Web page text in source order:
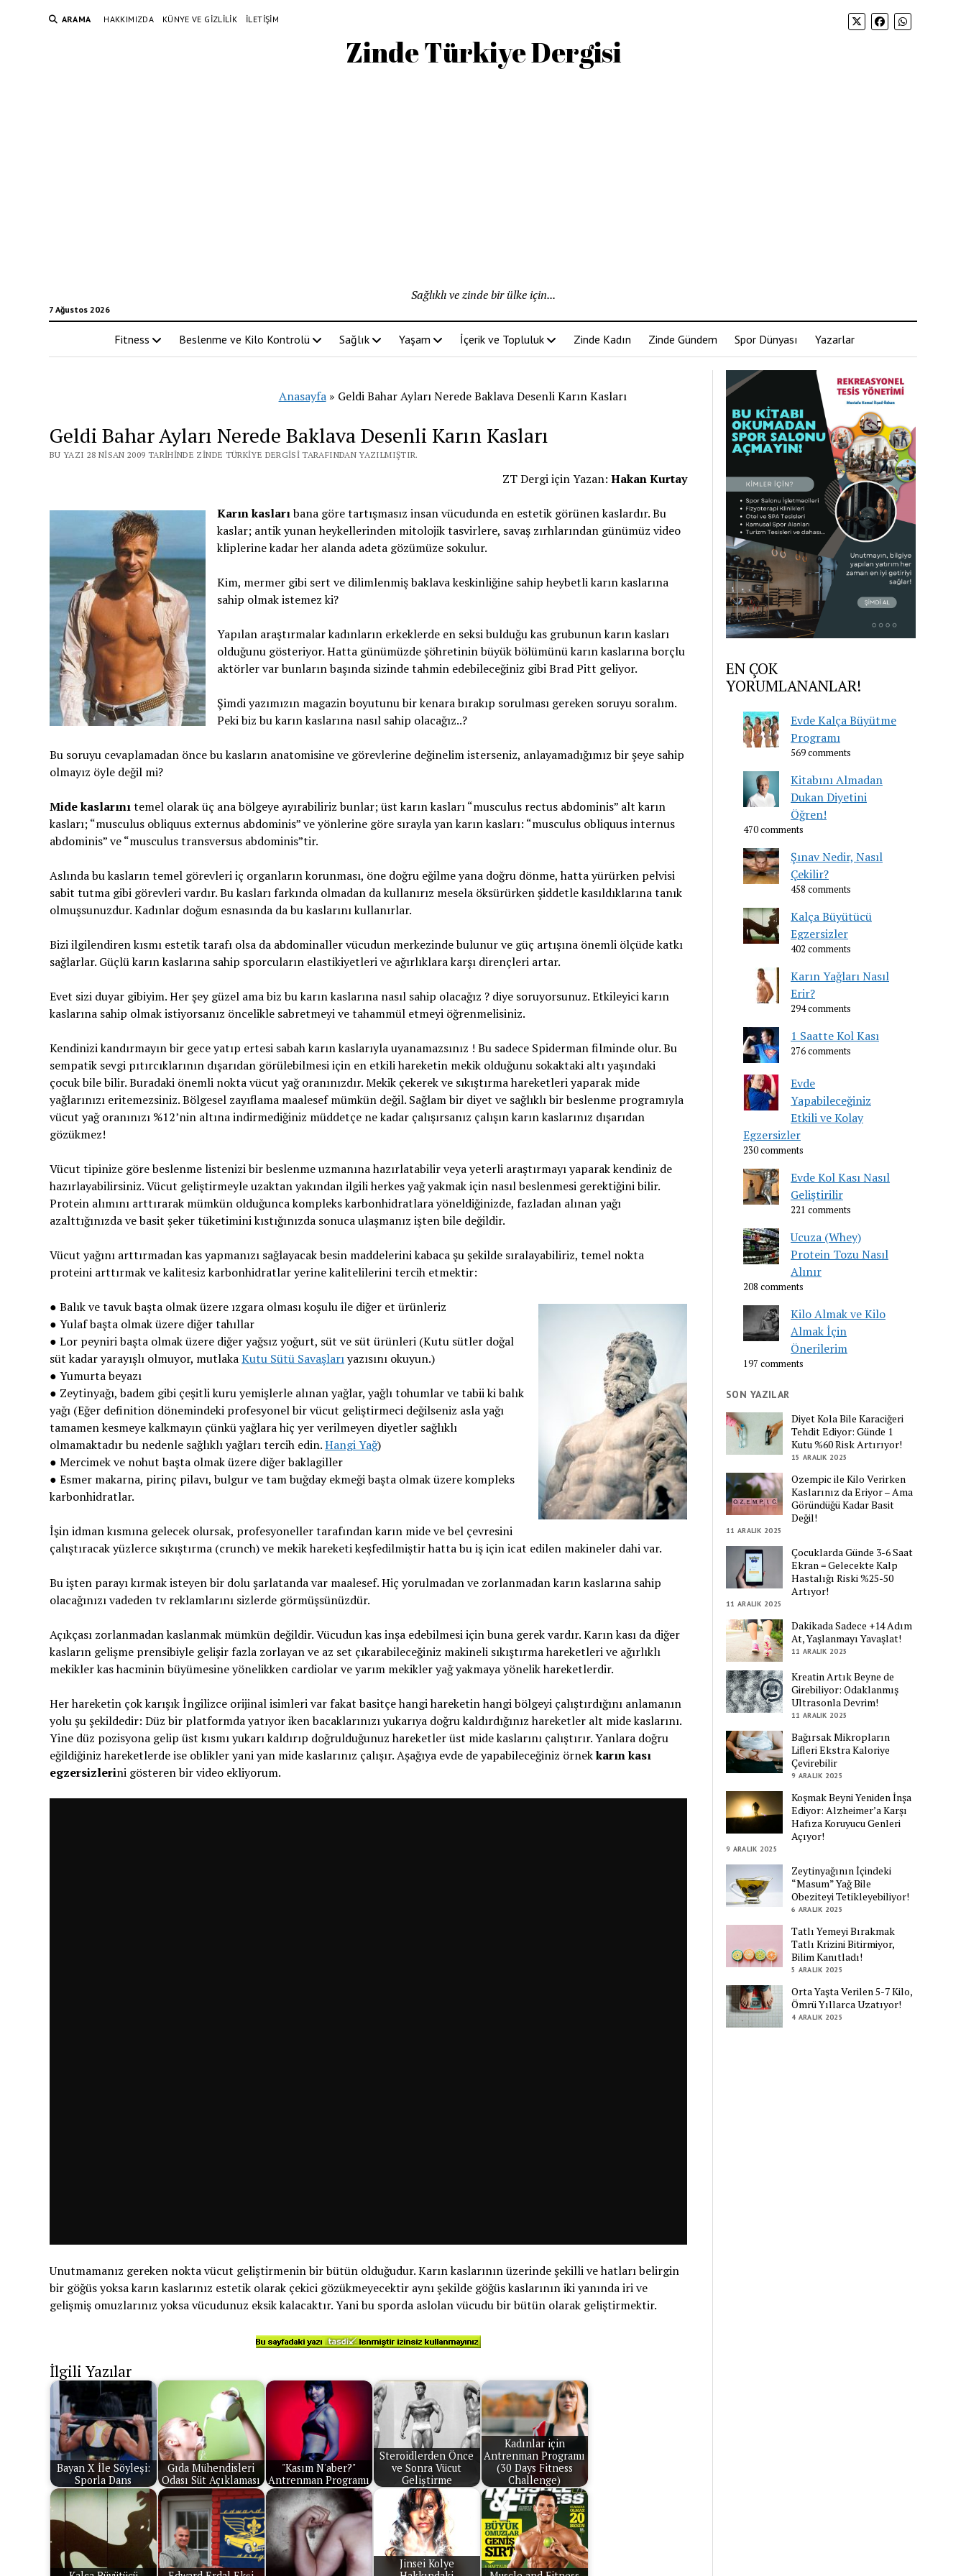
ARAMA HAKKIMIZDA KÜNYE VE GIZLILIK İLETIŞIM
Zinde Türkiye Dergisi
7 Ağustos 2026
Sağlıklı ve zinde bir ülke için...
Fitness Beslenme ve Kilo Kontrolü Sağlık Yaşam İçerik ve Topluluk Zinde Kadın Zinde Gündem Spor Dünyası Yazarlar
Anasayfa» Geldi Bahar Ayları Nerede Baklava Desenli Karın Kasları
Geldi Bahar Ayları Nerede Baklava Desenli Karın Kasları
BU YAZI 28 NISAN 2009 TARIHINDE ZINDE TÜRKIYE DERGISI TARAFINDAN YAZILMIŞTIR.
ZT Dergi için Yazan:Hakan Kurtay
Karın kaslarıbana göre tartışmasız insan vücudunda en estetik görünen kaslardır. Bu
kaslar; antik yunan heykellerinden mitolojik tasvirlere, savaş zırhlarından günümüz video
kliplerine kadar her alanda adeta gözümüze sokulur.
Kim, mermer gibi sert ve dilimlenmiş baklava keskinliğine sahip heybetli karın kaslarına
sahip olmak istemez ki?
Yapılan araştırmalar kadınların erkeklerde en seksi bulduğu kas grubunun karın kasları
olduğunu gösteriyor. Hatta günümüzde şöhretinin büyük bölümünü karın kaslarına borçlu
aktörler var bunların başında sizinde tahmin edebileceğiniz gibi Brad Pitt geliyor.
Şimdi yazımızın magazin boyutunu bir kenara bırakıp sorulması gereken soruyu soralım.
Peki biz bu karın kaslarına nasıl sahip olacağız..?
Bu soruyu cevaplamadan önce bu kasların anatomisine ve görevlerine değinelim isterseniz, anlayamadığımız bir şeye sahip
olmayız öyle değil mi?
Mide kaslarınıtemel olarak üç ana bölgeye ayırabiliriz bunlar; üst karın kasları “musculus rectus abdominis” alt karın
kasları; “musculus obliquus externus abdominis” ve yönlerine göre sırayla yan karın kasları: “musculus obliquus internus
abdominis” ve “musculus transversus abdominis”tir.
Aslında bu kasların temel görevleri iç organların korunması, öne doğru eğilme yana doğru dönme, hatta yürürken pelvisi
sabit tutma gibi görevleri vardır. Bu kasları farkında olmadan da kullanırız mesela öksürürken şiddetle kasıldıklarına tanık
olmuşsunuzdur. Kadınlar doğum esnasında da bu kaslarını kullanırlar.
Bizi ilgilendiren kısmı estetik tarafı olsa da abdominaller vücudun merkezinde bulunur ve güç artışına önemli ölçüde katkı
sağlarlar. Güçlü karın kaslarına sahip sporcuların elastikiyetleri ve ağırlıklara karşı dirençleri artar.
Evet sizi duyar gibiyim. Her şey güzel ama biz bu karın kaslarına nasıl sahip olacağız ? diye soruyorsunuz. Etkileyici karın
kaslarına sahip olmak istiyorsanız öncelikle sabretmeyi ve tahammül etmeyi öğrenmelisiniz.
Kendinizi kandırmayın bir gece yatıp ertesi sabah karın kaslarıyla uyanamazsınız ! Bu sadece Spiderman filminde olur. Bu
sempatik sevgi pıtırcıklarının dışarıdan görülebilmesi için en etkili hareketin mekik olduğunu sokaktaki altı yaşındaki
çocuk bile bilir. Buradaki önemli nokta vücut yağ oranınızdır. Mekik çekerek ve sıkıştırma hareketleri yaparak mide
yağlarınızı eritemezsiniz. Bölgesel zayıflama maalesef mümkün değil. Sağlam bir diyet ve sağlıklı bir beslenme programıyla
vücut yağ oranınızı %12’nin altına indirmediğiniz müddetçe ne kadar çalışırsanız çalışın karın kaslarınız dışarıdan
gözükmez!
Vücut tipinize göre beslenme listenizi bir beslenme uzmanına hazırlatabilir veya yeterli araştırmayı yaparak kendiniz de
hazırlayabilirsiniz. Vücut geliştirmeyle uzaktan yakından ilgili herkes yağ yakmak için nasıl beslenmesi gerektiğini bilir.
Protein alımını arttırarak mümkün olduğunca kompleks karbonhidratlara yöneldiğinizde, fazladan alınan yağı
azalttığınızda ve basit şeker tüketimini kıstığınızda sonuca ulaşmanız işten bile değildir.
Vücut yağını arttırmadan kas yapmanızı sağlayacak besin maddelerini kabaca şu şekilde sıralayabiliriz, temel nokta
proteini arttırmak ve kalitesiz karbonhidratlar yerine kalitelilerini tercih etmektir:
● Balık ve tavuk başta olmak üzere ızgara olması koşulu ile diğer et ürünleriz
● Yulaf başta olmak üzere diğer tahıllar
● Lor peyniri başta olmak üzere diğer yağsız yoğurt, süt ve süt ürünleri (Kutu sütler doğal
süt kadar yarayışlı olmuyor, mutlakaKutu Sütü Savaşlarıyazısını okuyun.)
● Yumurta beyazı
● Zeytinyağı, badem gibi çeşitli kuru yemişlerle alınan yağlar, yağlı tohumlar ve tabii ki balık
yağı (Eğer definition dönemindeki profesyonel bir vücut geliştirmeci değilseniz asla yağı
tamamen kesmeye kalkmayın çünkü yağlara hiç yer verilmeyen diyetler sağlıklı
olmamaktadır bu nedenle sağlıklı yağları tercih edin.Hangi Yağ)
● Mercimek ve nohut başta olmak üzere diğer baklagiller
● Esmer makarna, pirinç pilavı, bulgur ve tam buğday ekmeği başta olmak üzere kompleks
karbonhidratlar.
İşin idman kısmına gelecek olursak, profesyoneller tarafından karın mide ve bel çevresini
çalıştıracak yüzlerce sıkıştırma (crunch) ve mekik hareketi keşfedilmiştir hatta bu iş için icat edilen makineler dahi var.
Bu işten parayı kırmak isteyen bir dolu şarlatanda var maalesef. Hiç yorulmadan ve zorlanmadan karın kaslarına sahip
olacağınızı vadeden tv reklamlarını sizlerde görmüşsünüzdür.
Açıkçası zorlanmadan kaslanmak mümkün değildir. Vücudun kas inşa edebilmesi için buna gerek vardır. Karın kası da diğer
kasların gelişme prensibiyle gelişir fazla zorlayan ve az set çıkarabileceğiniz makineli sıkıştırma hareketleri ve ağırlıklı
mekikler kas hacminin büyümesine yönelikken cardiolar ve yarım mekikler yağ yakmaya yönelik hareketlerdir.
Her hareketin çok karışık İngilizce orijinal isimleri var fakat basitçe hangi hareketin hangi bölgeyi çalıştırdığını anlamanın
yolu şu şekildedir: Düz bir platformda yatıyor iken bacaklarınızı yukarıya doğru kaldırdığınız hareketler alt mide kaslarını.
Yine düz pozisyona gelip üst kısmı yukarı kaldırıp doğrulduğunuz hareketler üst mide kaslarını çalıştırır. Yanlara doğru
eğildiğiniz hareketlerde ise oblikler yani yan mide kaslarınız çalışır. Aşağıya evde de yapabileceğiniz örnekkarın kası
egzersizlerini gösteren bir video ekliyorum.
Unutmamanız gereken nokta vücut geliştirmenin bir bütün olduğudur. Karın kaslarının üzerinde şekilli ve hatları belirgin
bir göğüs yoksa karın kaslarınız estetik olarak çekici gözükmeyecektir aynı şekilde göğüs kaslarının iki yanında iri ve
gelişmiş omuzlarınız yoksa vücudunuz eksik kalacaktır. Yani bu sporda aslolan vücudu bir bütün olarak geliştirmektir.
İlgili Yazılar
Bayan X İle Söyleşi:
Sporla Dans
Gıda Mühendisleri
Odası Süt Açıklaması
"Kasım N'aber?"
Antrenman Programı
Steroidlerden Önce
ve Sonra Vücut
Geliştirme
Kadınlar için
Antrenman Programı
(30 Days Fitness
Challenge)
Jinsei Kolye
EN ÇOK
YORUMLANANLAR!
Evde Kalça Büyütme
Programı
569 comments
Kitabını Almadan
Dukan Diyetini
Öğren!
470 comments
Şınav Nedir, Nasıl
Çekilir?
458 comments
Kalça Büyütücü
Egzersizler
402 comments
Karın Yağları Nasıl
Erir?
294 comments
1 Saatte Kol Kası
276 comments
Evde
Yapabileceğiniz
Etkili ve Kolay
Egzersizler
230 comments
Evde Kol Kası Nasıl
Geliştirilir
221 comments
Ucuza (Whey)
Protein Tozu Nasıl
Alınır
208 comments
Kilo Almak ve Kilo
Almak İçin
Önerilerim
197 comments
SON YAZILAR
Diyet Kola Bile Karaciğeri
Tehdit Ediyor: Günde 1
Kutu %60 Risk Artırıyor!
15 ARALIK 2025
Ozempic ile Kilo Verirken
Kaslarınız da Eriyor – Ama
Göründüğü Kadar Basit
Değil!
11 ARALIK 2025
Çocuklarda Günde 3-6 Saat
Ekran = Gelecekte Kalp
Hastalığı Riski %25-50
Artıyor!
11 ARALIK 2025
Dakikada Sadece +14 Adım
At, Yaşlanmayı Yavaşlat!
11 ARALIK 2025
Kreatin Artık Beyne de
Girebiliyor: Odaklanmış
Ultrasonla Devrim!
11 ARALIK 2025
Bağırsak Mikropların
Lifleri Ekstra Kaloriye
Çevirebilir
9 ARALIK 2025
Koşmak Beyni Yeniden İnşa
Ediyor: Alzheimer’a Karşı
Hafıza Koruyucu Genleri
Açıyor!
9 ARALIK 2025
Zeytinyağının İçindeki
“Masum” Yağ Bile
Obeziteyi Tetikleyebiliyor!
6 ARALIK 2025
Tatlı Yemeyi Bırakmak
Tatlı Krizini Bitirmiyor,
Bilim Kanıtladı!
5 ARALIK 2025
Orta Yaşta Verilen 5-7 Kilo,
Ömrü Yıllarca Uzatıyor!
4 ARALIK 2025